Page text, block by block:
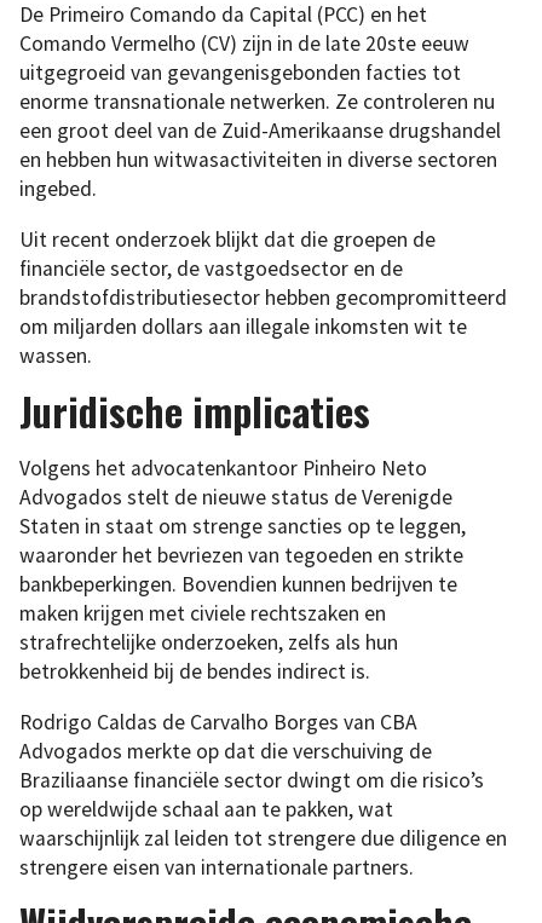
De Primeiro Comando da Capital (PCC) en het
Comando Vermelho (CV) zijn in de late 20ste eeuw
uitgegroeid van gevangenisgebonden facties tot
enorme transnationale netwerken. Ze controleren nu
een groot deel van de Zuid-Amerikaanse drugshandel
en hebben hun witwasactiviteiten in diverse sectoren
ingebed.
Uit recent onderzoek blijkt dat die groepen de
financiële sector, de vastgoedsector en de
brandstofdistributiesector hebben gecompromitteerd
om miljarden dollars aan illegale inkomsten wit te
wassen.
Juridische implicaties
Volgens het advocatenkantoor Pinheiro Neto
Advogados stelt de nieuwe status de Verenigde
Staten in staat om strenge sancties op te leggen,
waaronder het bevriezen van tegoeden en strikte
bankbeperkingen. Bovendien kunnen bedrijven te
maken krijgen met civiele rechtszaken en
strafrechtelijke onderzoeken, zelfs als hun
betrokkenheid bij de bendes indirect is.
Rodrigo Caldas de Carvalho Borges van CBA
Advogados merkte op dat die verschuiving de
Braziliaanse financiële sector dwingt om die risico’s
op wereldwijde schaal aan te pakken, wat
waarschijnlijk zal leiden tot strengere due diligence en
strengere eisen van internationale partners.